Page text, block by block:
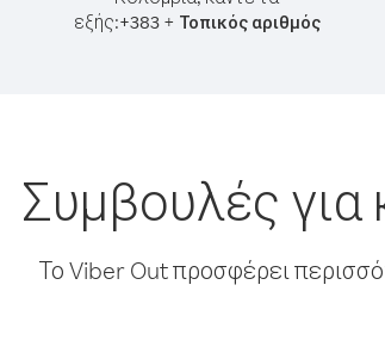
εξής:+383+ Τοπικός αριθμός
Συμβουλές
Το Viber Out προσφέρει